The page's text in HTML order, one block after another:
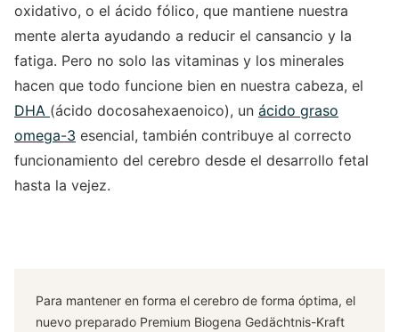
oxidativo, o el ácido fólico, que mantiene nuestra
mente alerta ayudando a reducir el cansancio y la
fatiga. Pero no solo las vitaminas y los minerales
hacen que todo funcione bien en nuestra cabeza, el
DHA (ácido docosahexaenoico), un ácido graso
omega-3 esencial, también contribuye al correcto
funcionamiento del cerebro desde el desarrollo fetal
hasta la vejez.
Para mantener en forma el cerebro de forma óptima, el
nuevo preparado Premium Biogena Gedächtnis-Kraft